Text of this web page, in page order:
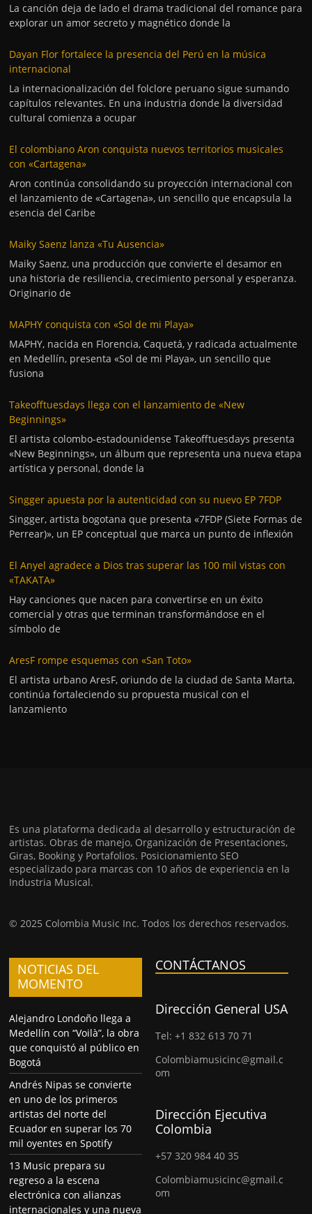
La canción deja de lado el drama tradicional del romance para
explorar un amor secreto y magnético donde la
Dayan Flor fortalece la presencia del Perú en la música
internacional
La internacionalización del folclore peruano sigue sumando
capítulos relevantes. En una industria donde la diversidad
cultural comienza a ocupar
El colombiano Aron conquista nuevos territorios musicales
con «Cartagena»
Aron continúa consolidando su proyección internacional con
el lanzamiento de «Cartagena», un sencillo que encapsula la
esencia del Caribe
Maiky Saenz lanza «Tu Ausencia»
Maiky Saenz, una producción que convierte el desamor en
una historia de resiliencia, crecimiento personal y esperanza.
Originario de
MAPHY conquista con «Sol de mi Playa»
MAPHY, nacida en Florencia, Caquetá, y radicada actualmente
en Medellín, presenta «Sol de mi Playa», un sencillo que
fusiona
Takeofftuesdays llega con el lanzamiento de «New
Beginnings»
El artista colombo-estadounidense Takeofftuesdays presenta
«New Beginnings», un álbum que representa una nueva etapa
artística y personal, donde la
Singger apuesta por la autenticidad con su nuevo EP 7FDP
Singger, artista bogotana que presenta «7FDP (Siete Formas de
Perrear)», un EP conceptual que marca un punto de inflexión
El Anyel agradece a Dios tras superar las 100 mil vistas con
«TAKATA»
Hay canciones que nacen para convertirse en un éxito
comercial y otras que terminan transformándose en el
símbolo de
AresF rompe esquemas con «San Toto»
El artista urbano AresF, oriundo de la ciudad de Santa Marta,
continúa fortaleciendo su propuesta musical con el
lanzamiento
Es una plataforma dedicada al desarrollo y estructuración de
artistas. Obras de manejo, Organización de Presentaciones,
Giras, Booking y Portafolios. Posicionamiento SEO
especializado para marcas con 10 años de experiencia en la
Industria Musical.
© 2025 Colombia Music Inc. Todos los derechos reservados.
NOTICIAS DEL
MOMENTO
Alejandro Londoño llega a
Medellín con “Voilà”, la obra
que conquistó al público en
Bogotá
Andrés Nipas se convierte
en uno de los primeros
artistas del norte del
Ecuador en superar los 70
mil oyentes en Spotify
13 Music prepara su
regreso a la escena
electrónica con alianzas
internacionales y una nueva
CONTÁCTANOS
Dirección General USA
Tel: +1 832 613 70 71
Colombiamusicinc@gmail.c
om
Dirección Ejecutiva
Colombia
+57 320 984 40 35
Colombiamusicinc@gmail.c
om